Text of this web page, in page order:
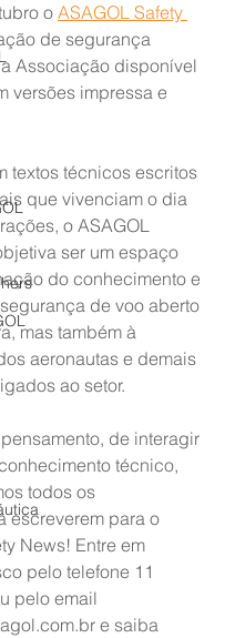
o ASAGOL Safety
de segurança
Associação disponível
versões impressa e
textos técnicos escritos
que vivenciam o dia
o ASAGOL
ser um espaço
do conhecimento e
de voo aberto
mas também à
aeronautas e demais
ao setor.
de interagir
técnico,
todos os
escreverem para o
News! Entre em
pelo telefone 11
pelo email
e saiba